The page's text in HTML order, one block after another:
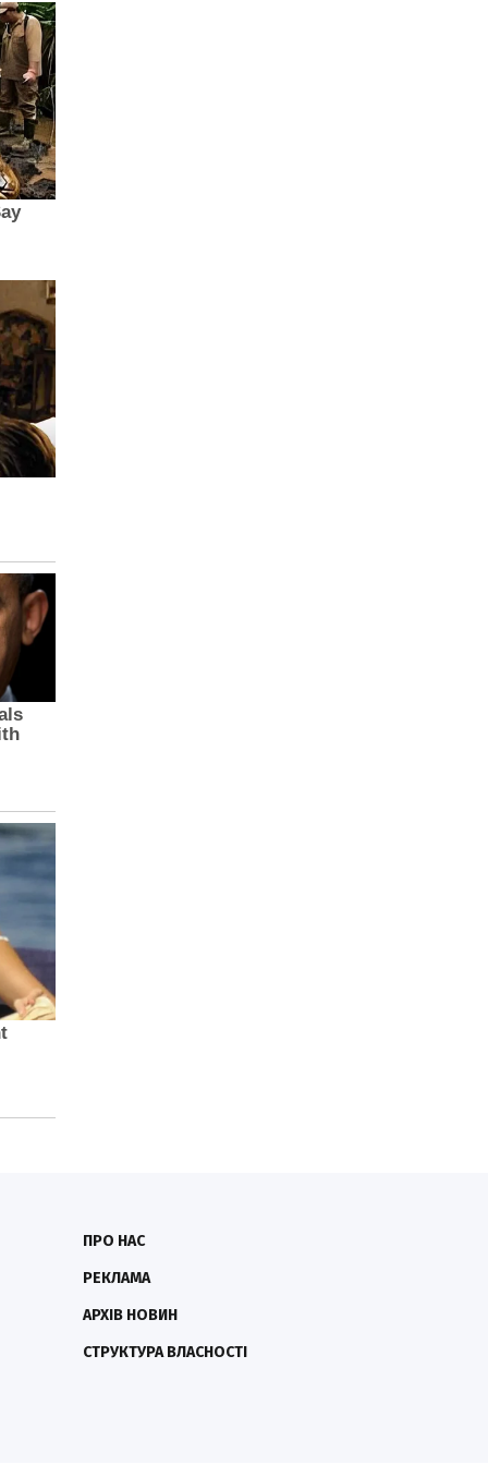
ПРО НАС
РЕКЛАМА
АРХІВ НОВИН
СТРУКТУРА ВЛАСНОСТІ